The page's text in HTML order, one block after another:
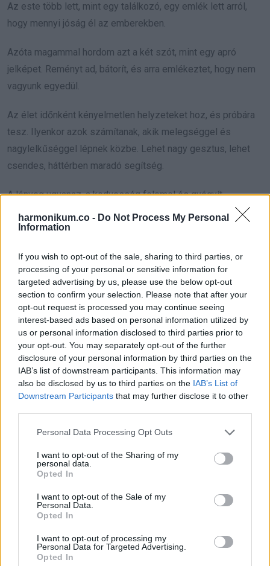
harmonikum.co - Do Not Process My Personal
Information
If you wish to opt-out of the sale, sharing to third parties, or
processing of your personal or sensitive information for
targeted advertising by us, please use the below opt-out
section to confirm your selection. Please note that after your
opt-out request is processed you may continue seeing
interest-based ads based on personal information utilized by
us or personal information disclosed to third parties prior to
your opt-out. You may separately opt-out of the further
disclosure of your personal information by third parties on the
IAB’s list of downstream participants. This information may
also be disclosed by us to third parties on the IAB’s List of
Downstream Participants that may further disclose it to other
Please note that this website/app uses one or more Google
not limited to your visit or usage behaviour. You may click to
grant or deny consent to Google and its third-party tags to
use your data for below specified purposes in below Google
consent section.
Personal Data Processing Opt Outs
I want to opt-out of the Sharing of my
personal data.
Opted In
I want to opt-out of the Sale of my
Personal Data.
Opted In
I want to opt-out of processing my
Personal Data for Targeted Advertising.
Opted In
Az este több lett, mint egy találkozó, egy emlék lett arról,
hogy mennyi jóság él az emberekben.
Azóta magammal hordom azt a két szót, mint egy apró
jelképet. Reményt ad, bátorít, és arra emlékeztet, hogy nem
vagyunk egyedül.
Az élet időnként kényelmetlen helyzeteket hoz, és próbára
tesz. Ilyenkor azok számítanak, akik melegséggel és
nagylelkűséggel lépnek közbe. Lehet nagy gesztus, lehet
csendes, háttérben maradó segítség.
A lényeg ugyanaz, a kedvesség felemel és gyógyít.
Mi lenne, ha ma te is tennél egy apró jót valakivel? Néha elég
Oszd meg ezt a posztot:
WhatsappRedditShare
via
Email
Amerikának: egyetlen szó, ami jelképeket
és találgatást indított el